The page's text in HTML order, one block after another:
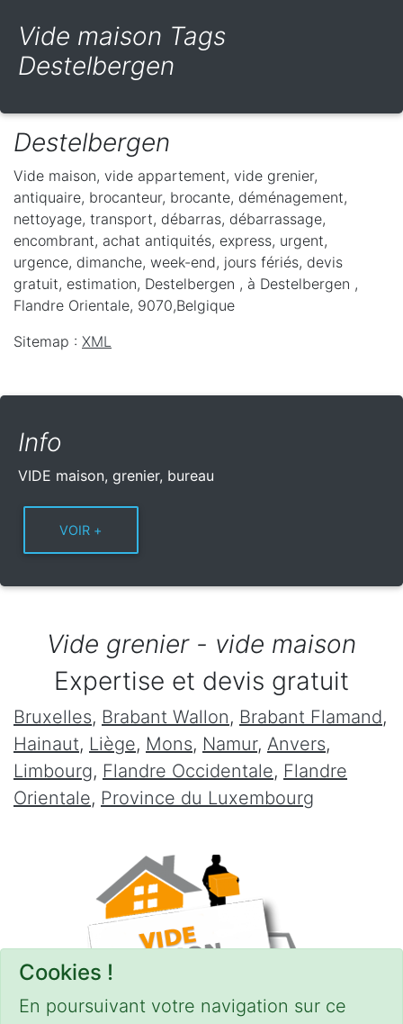
Cookies !
En poursuivant votre navigation sur ce
Vide maison Tags
Destelbergen
Destelbergen
Vide maison, vide appartement, vide grenier,
antiquaire, brocanteur, brocante, déménagement,
nettoyage, transport, débarras, débarrassage,
encombrant, achat antiquités, express, urgent,
urgence, dimanche, week-end, jours fériés, devis
gratuit, estimation, Destelbergen , à Destelbergen ,
Flandre Orientale, 9070,Belgique
Sitemap : XML
Info
VIDE maison, grenier, bureau
Vide grenier - vide maison
Expertise et devis gratuit
Bruxelles, Brabant Wallon, Brabant Flamand,
Hainaut, Liège, Mons, Namur, Anvers,
Limbourg, Flandre Occidentale, Flandre
Orientale, Province du Luxembourg